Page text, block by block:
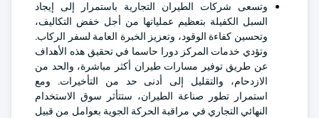
وتسعى شركات الطيران التجارية باستمرار إلى إيجاد
السبل الكفيلة بتعظيم عملياتها من أجل خفض التكاليف،
وتحسين كفاءة الوقود، وتعزيز الخبرة العامة لسفر الركاب.
وتؤدي خدمات المركز دورا حاسما في تحقيق هذه الأهداف
عن طريق توفير مسارات طيران أكثر مباشرة، والحد من
الازدحام، والتقليل إلى أدنى حد من التأخيرات. ومع
استمرار تطور صناعة الطيران، ستتأثر سوق الاستخدام
النهائي التجاري في مراقبة الحركة الجوية بعوامل من قبيل